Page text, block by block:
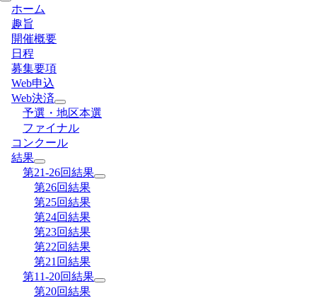
ホーム
趣旨
開催概要
日程
募集要項
Web申込
Web決済
予選・地区本選
ファイナル
コンクール
結果
第21-26回結果
第26回結果
第25回結果
第24回結果
第23回結果
第22回結果
第21回結果
第11-20回結果
第20回結果